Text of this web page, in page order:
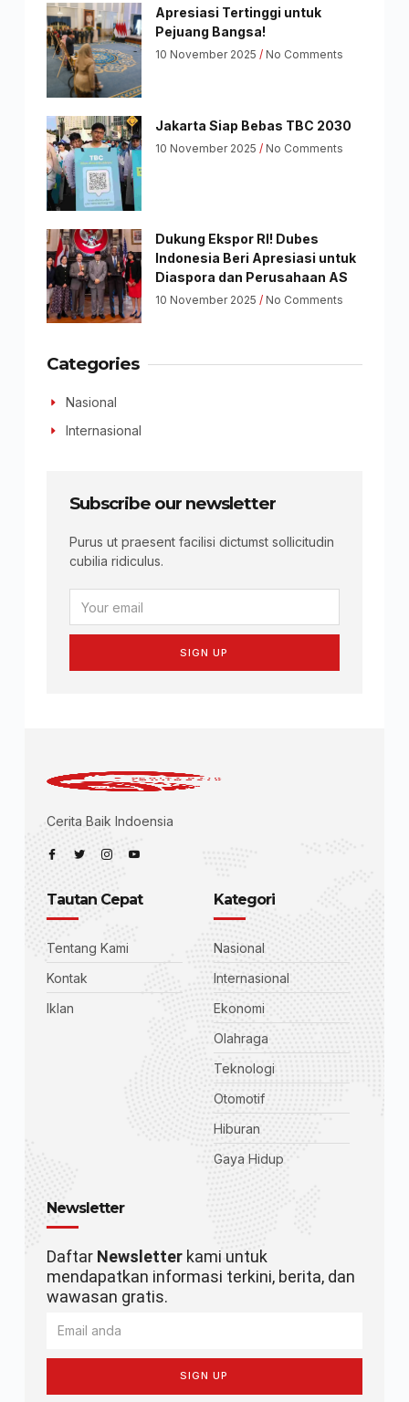
Apresiasi Tertinggi untuk
Pejuang Bangsa!
10 November 2025 No Comments
Jakarta Siap Bebas TBC 2030
10 November 2025 No Comments
Dukung Ekspor RI! Dubes
Indonesia Beri Apresiasi untuk
Diaspora dan Perusahaan AS
10 November 2025 No Comments
Categories
Nasional
Internasional
Subscribe our newsletter
Purus ut praesent facilisi dictumst sollicitudin
cubilia ridiculus.
SIGN UP
Cerita Baik Indoensia
Tautan Cepat
Tentang Kami
Kontak
Iklan
Kategori
Nasional
Internasional
Ekonomi
Olahraga
Teknologi
Otomotif
Hiburan
Gaya Hidup
Newsletter
Daftar Newsletterkami untuk
mendapatkan informasi terkini, berita, dan
wawasan gratis.
SIGN UP